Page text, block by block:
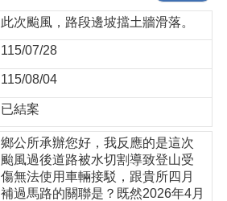
此次颱風，路段邊坡擋土牆滑落。
115/07/28
115/08/04
已結案
鄉公所承辦您好，我反應的是這次
颱風過後道路被水切割導致登山受
傷無法使用車輛接駁，跟貴所四月
補過馬路的關聯是？既然2026年4月